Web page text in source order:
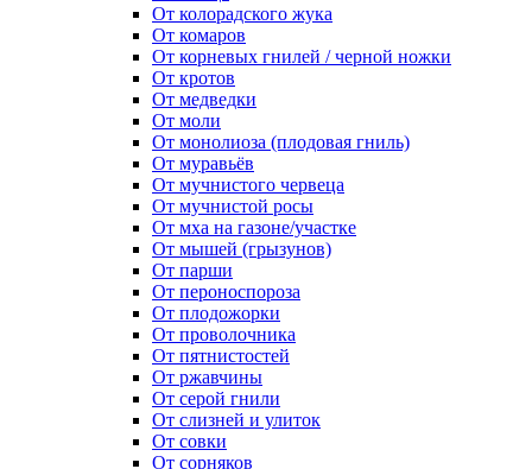
От колорадского жука
От комаров
От корневых гнилей / черной ножки
От кротов
От медведки
От моли
От монолиоза (плодовая гниль)
От муравьёв
От мучнистого червеца
От мучнистой росы
От мха на газоне/участке
От мышей (грызунов)
От парши
От пероноспороза
От плодожорки
От проволочника
От пятнистостей
От ржавчины
От серой гнили
От слизней и улиток
От совки
От сорняков